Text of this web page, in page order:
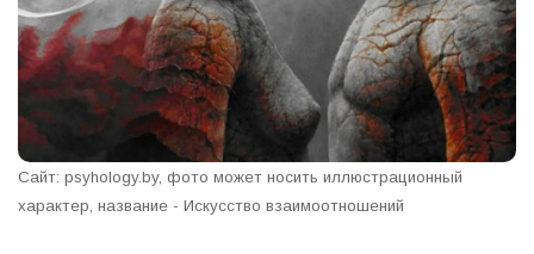
Сайт: psyhology.by, фото может носить иллюстрационный
характер, название - Искусство взаимоотношений